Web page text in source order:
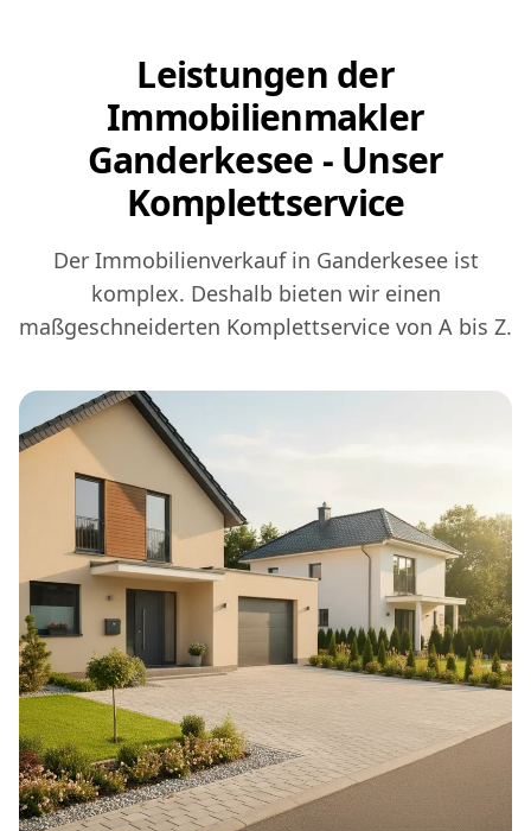
Leistungen der
Immobilienmakler
Ganderkesee - Unser
Komplettservice
Der Immobilienverkauf in Ganderkesee ist
komplex. Deshalb bieten wir einen
maßgeschneiderten Komplettservice von A bis Z.